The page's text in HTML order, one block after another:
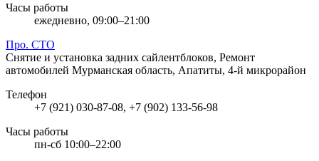
Часы работы
ежедневно, 09:00–21:00
Про. СТО
Снятие и установка задних сайлентблоков, Ремонт
автомобилей Мурманская область, Апатиты, 4-й микрорайон
Телефон
+7 (921) 030-87-08, +7 (902) 133-56-98
Часы работы
пн-сб 10:00–22:00